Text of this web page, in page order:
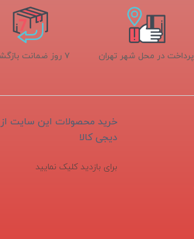
پرداخت در محل شهر تهران ۷ روز ضمانت بازگشت
خرید محصولات این سایت از
دیجی کالا
برای بازدید کلیک نمایید